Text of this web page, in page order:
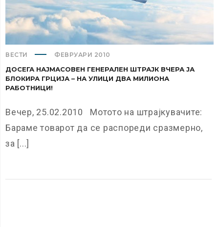
ВЕСТИ ФЕВРУАРИ 2010
ДОСЕГА НАЈМАСОВЕН ГЕНЕРАЛЕН ШТРАЈК ВЧЕРА ЈА
БЛОКИРА ГРЦИЈА – НА УЛИЦИ ДВА МИЛИОНА
РАБОТНИЦИ!
Вечер, 25.02.2010 Мотото на штрајкувачите:
Бараме товарот да се распореди сразмерно,
за [...]